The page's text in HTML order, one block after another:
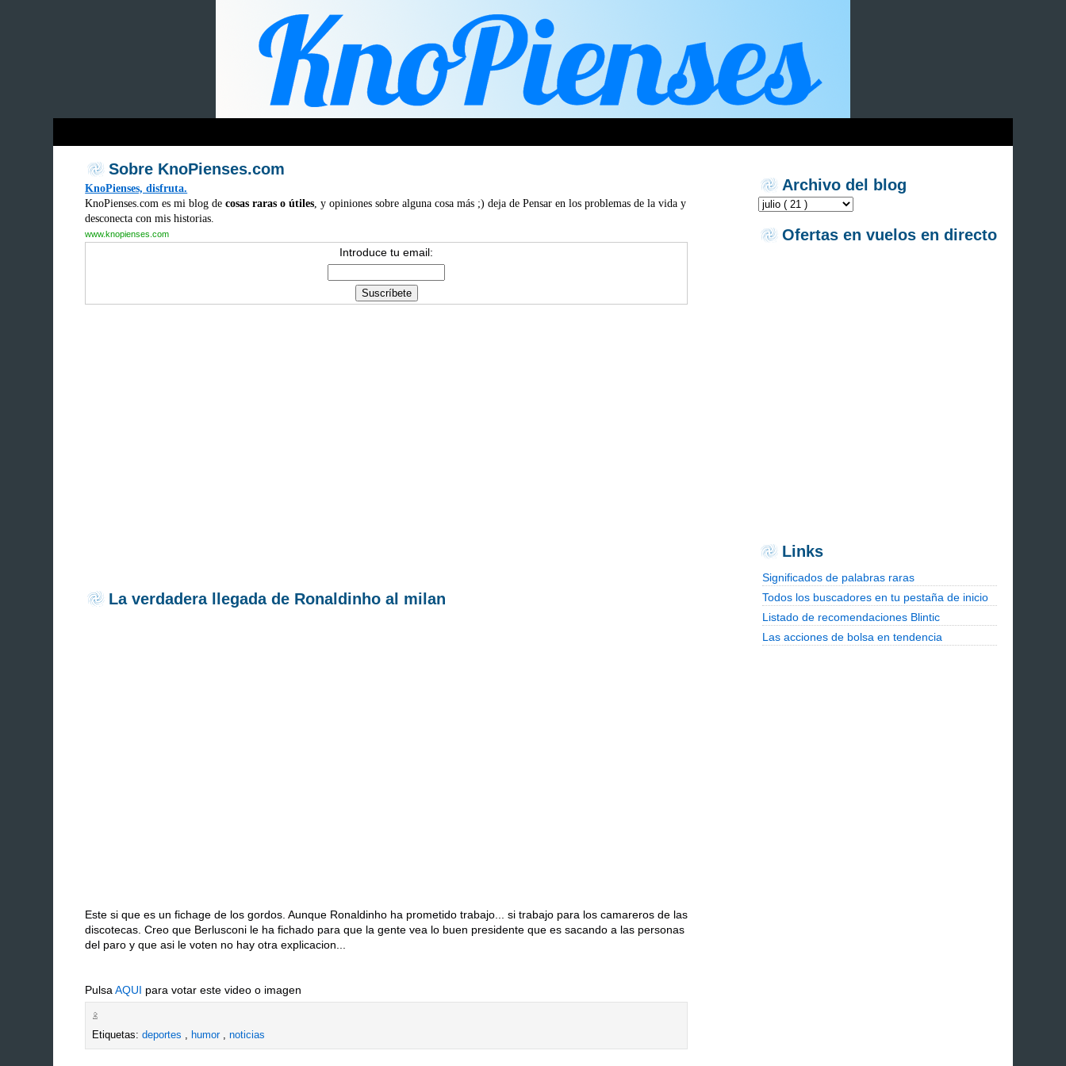
Sobre KnoPienses.com
KnoPienses, disfruta.
KnoPienses.com es mi blog decosas raras o útiles , y opiniones sobre alguna cosa más ;) deja de Pensar en los problemas de la vida y
desconecta con mis historias.
www.knopienses.com
Introduce tu email:
La verdadera llegada de Ronaldinho al milan
Este si que es un fichage de los gordos. Aunque Ronaldinho ha prometido trabajo... si trabajo para los camareros de las
discotecas. Creo que Berlusconi le ha fichado para que la gente vea lo buen presidente que es sacando a las personas
del paro y que asi le voten no hay otra explicacion...
PulsaAQUI para votar este video o imagen
Etiquetas:deportes , humor ,noticias
Archivo del blog
Ofertas en vuelos en directo
Links
Significados de palabras raras
Todos los buscadores en tu pestaña de inicio
Listado de recomendaciones Blintic
Las acciones de bolsa en tendencia